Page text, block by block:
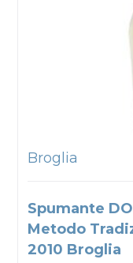
Broglia
Spumante
Metodo
2010 Broglia